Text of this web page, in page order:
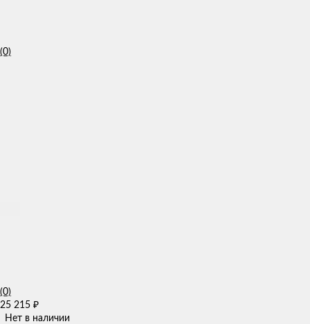
(0)
(0)
25 215 ₽
Нет в наличии